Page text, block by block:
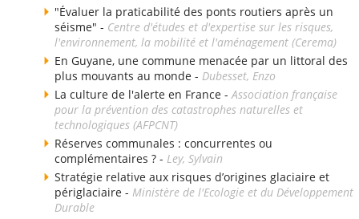
"Évaluer la praticabilité des ponts routiers après un
séisme" - Centre d'études et d'expertise sur les risques,
l'environnement, la mobilité et l'aménagement (Cerema)
En Guyane, une commune menacée par un littoral des
plus mouvants au monde - Dubesset, Enzo
La culture de l'alerte en France -Association française
pour la prévention des catastrophes naturelles et
technologiques (AFPCNT)
Réserves communales : concurrentes ou
complémentaires ? - Ley, Sylvain
Stratégie relative aux risques d’origines glaciaire et
périglaciaire - Ministère de l'Ecologie et du Développement
Durable